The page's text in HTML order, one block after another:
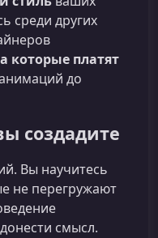
среди других
которые платят
до
создадите
Вы научитесь
не перегружают
смысл.